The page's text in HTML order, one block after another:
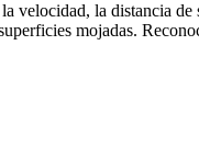
la distancia
mojadas.